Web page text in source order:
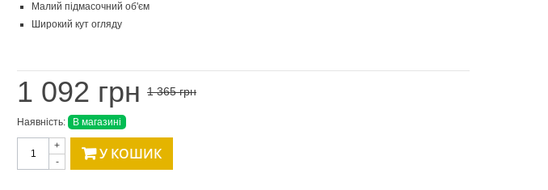
Малий підмасочний об'єм
Широкий кут огляду
1 092 грн 1 365 грн
Наявність: В магазині
-
+ У КОШИК